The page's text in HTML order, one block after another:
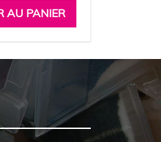
AU PANIER